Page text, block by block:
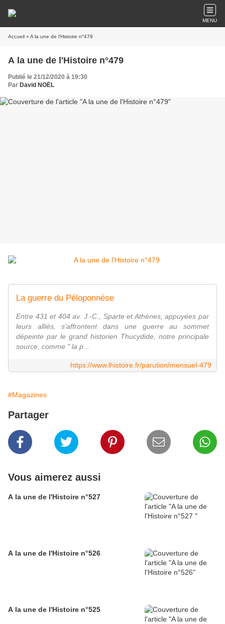
MENU
Accueil » A la une de l'Histoire n°479
A la une de l'Histoire n°479
Publié le 21/12/2020 à 19:30
Par David NOËL
La guerre du Péloponnèse
Entre 431 et 404 av. J.-C., Sparte et Athènes, appuyées par
leurs alliés, s'affrontent dans une guerre au sommet
dépeinte par le grand historien Thucydide, notre principale
source, comme " la p...
https://www.lhistoire.fr/parution/mensuel-479
#Magazines
Partager
Vous aimerez aussi
A la une de l'Histoire n°527
A la une de l'Histoire n°526
A la une de l'Histoire n°525